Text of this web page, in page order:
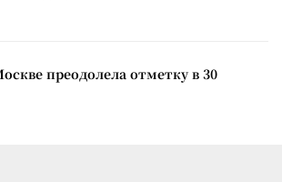
преодолела отметку в 30